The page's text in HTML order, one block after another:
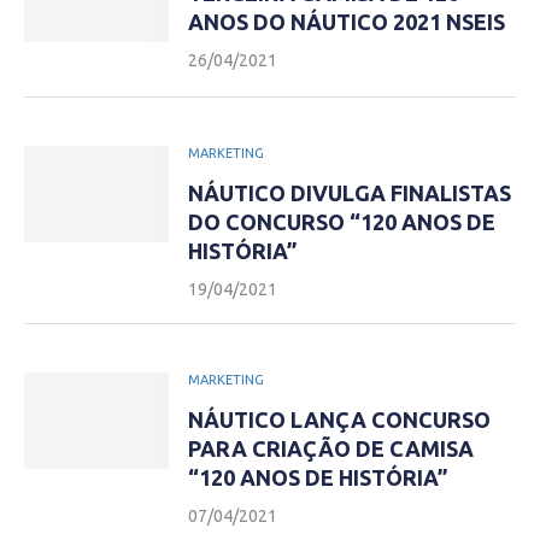
ANOS DO NÁUTICO 2021 NSEIS
26/04/2021
MARKETING
NÁUTICO DIVULGA FINALISTAS
DO CONCURSO “120 ANOS DE
HISTÓRIA”
19/04/2021
MARKETING
NÁUTICO LANÇA CONCURSO
PARA CRIAÇÃO DE CAMISA
“120 ANOS DE HISTÓRIA”
07/04/2021